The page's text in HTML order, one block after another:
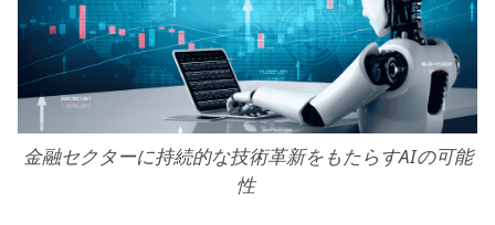
金融セクターに持続的な技術革新をもたらすAIの可能
性